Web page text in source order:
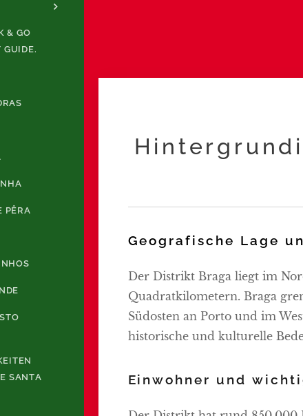
& GO
GUIDE.
PÊRA
SANTA
Geografische Lage
Der Distrikt Braga liegt im
Quadratkilometern. Braga
Südosten an Porto und im
historische und kulturelle
Einwohner und